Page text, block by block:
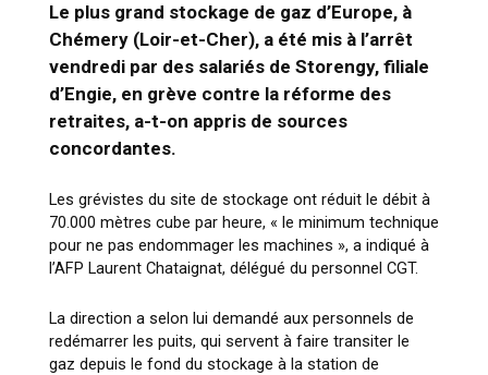
Le plus grand stockage de gaz d’Europe, à
Chémery (Loir-et-Cher), a été mis à l’arrêt
vendredi par des salariés de Storengy, filiale
d’Engie, en grève contre la réforme des
retraites, a-t-on appris de sources
concordantes.
Les grévistes du site de stockage ont réduit le débit à
70.000 mètres cube par heure, « le minimum technique
pour ne pas endommager les machines », a indiqué à
l’AFP Laurent Chataignat, délégué du personnel CGT.
La direction a selon lui demandé aux personnels de
redémarrer les puits, qui servent à faire transiter le
gaz depuis le fond du stockage à la station de